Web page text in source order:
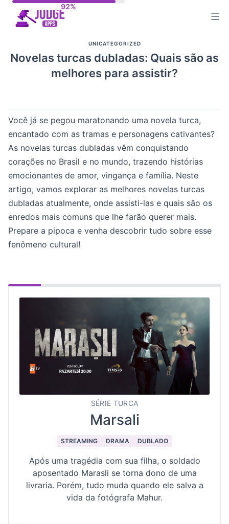
UNICATEGORIZED
Novelas turcas dubladas: Quais são as
melhores para assistir?
Você já se pegou maratonando uma novela turca,
encantado com as tramas e personagens cativantes?
As novelas turcas dubladas vêm conquistando
corações no Brasil e no mundo, trazendo histórias
emocionantes de amor, vingança e família. Neste
artigo, vamos explorar as melhores novelas turcas
dubladas atualmente, onde assisti-las e quais são os
enredos mais comuns que lhe farão querer mais.
Prepare a pipoca e venha descobrir tudo sobre esse
fenômeno cultural!
SÉRIE TURCA
Marsali
STREAMING DRAMA DUBLADO
Após uma tragédia com sua filha, o soldado
aposentado Marasli se torna dono de uma
livraria. Porém, tudo muda quando ele salva a
vida da fotógrafa Mahur.